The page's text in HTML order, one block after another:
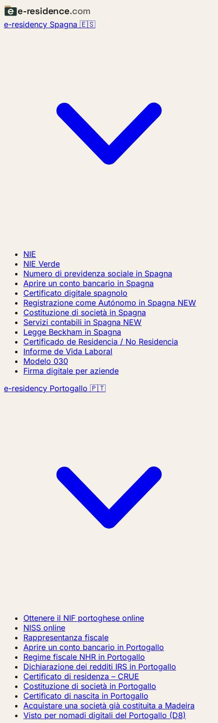
e-residence.com
e-residency Spagna 🇪🇸
NIE
NIE Verde
Numero di previdenza sociale in Spagna
Aprire un conto bancario in Spagna
Certificato digitale spagnolo
Registrazione come Autónomo in Spagna NEW
Costituzione di società in Spagna
Servizi contabili in Spagna NEW
Legge Beckham in Spagna
Certificado de Residencia / No Residencia
Informe de Vida Laboral
Modelo 030
Firma digitale per aziende
e-residency Portogallo 🇵🇹
Ottenere il NIF portoghese online
NISS online
Rappresentanza fiscale
Aprire un conto bancario in Portogallo
Regime fiscale NHR in Portogallo
Dichiarazione dei redditi IRS in Portogallo
Certificato di residenza – CRUE
Costituzione di società in Portogallo
Certificato di nascita in Portogallo
Acquistare una società già costituita a Madeira
Visto per nomadi digitali del Portogallo (D8)